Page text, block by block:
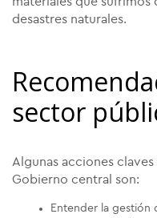
desastres naturales.
sector
Algunas acciones
Gobierno central son:
Entender la gestión